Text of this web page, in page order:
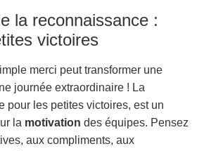
la reconnaissance :
victoires
merci peut transformer une
journée extraordinaire ! La
pour les petites victoires, est un
la motivation des équipes. Pensez
aux compliments, aux